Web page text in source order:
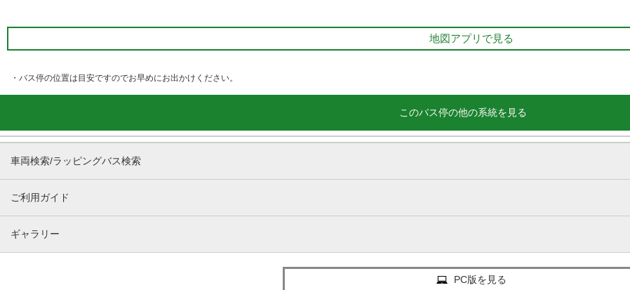
地図アプリで見る
・バス停の位置は目安ですのでお早めにお出かけください。
このバス停の他の系統を見る
車両検索/ラッピングバス検索
ご利用ガイド
ギャラリー
PC版を見る